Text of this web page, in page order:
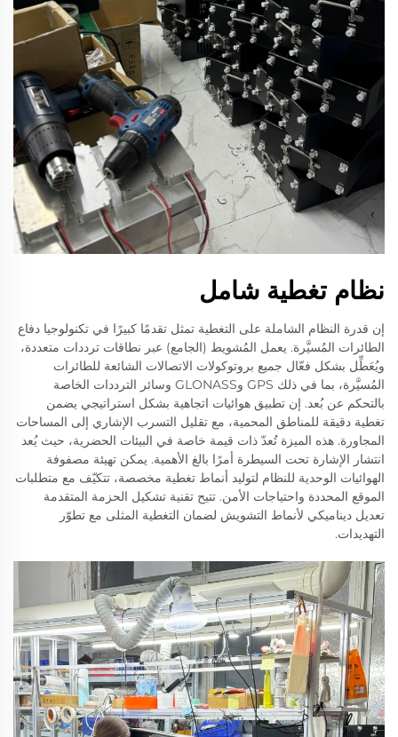
نظام تغطية شامل
إن قدرة النظام الشاملة على التغطية تمثل تقدمًا كبيرًا في تكنولوجيا دفاع
الطائرات المُسيَّرة. يعمل المُشويط (الجامع) عبر نطاقات ترددات متعددة،
ويُعَطِّل بشكل فعّال جميع بروتوكولات الاتصالات الشائعة للطائرات
المُسيَّرة، بما في ذلك GPS وGLONASS وسائر الترددات الخاصة
بالتحكم عن بُعد. إن تطبيق هوائيات اتجاهية بشكل استراتيجي يضمن
تغطية دقيقة للمناطق المحمية، مع تقليل التسرب الإشاري إلى المساحات
المجاورة. هذه الميزة تُعدّ ذات قيمة خاصة في البيئات الحضرية، حيث يُعد
انتشار الإشارة تحت السيطرة أمرًا بالغ الأهمية. يمكن تهيئة مصفوفة
الهوائيات الوحدية للنظام لتوليد أنماط تغطية مخصصة، تتكيّف مع متطلبات
الموقع المحددة واحتياجات الأمن. تتيح تقنية تشكيل الحزمة المتقدمة
تعديل ديناميكي لأنماط التشويش لضمان التغطية المثلى مع تطوّر
التهديدات.